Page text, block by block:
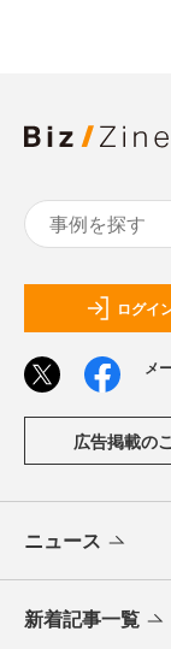
ログイ
メ
広告掲載の
ニュース
新着記事一覧